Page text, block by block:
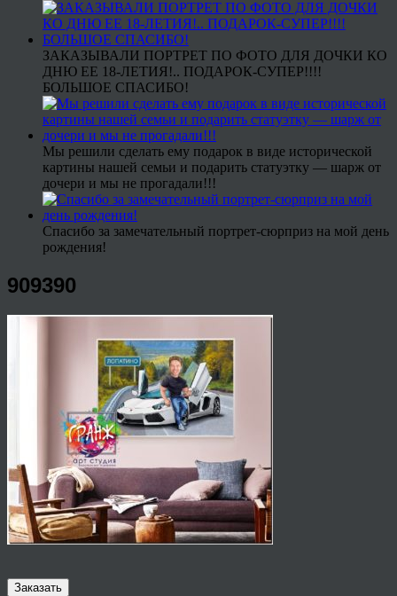
ЗАКАЗЫВАЛИ ПОРТРЕТ ПО ФОТО ДЛЯ ДОЧКИ КО
ДНЮ ЕЕ 18-ЛЕТИЯ!.. ПОДАРОК-СУПЕР!!!!
БОЛЬШОЕ СПАСИБО!
Мы решили сделать ему подарок в виде исторической
картины нашей семьи и подарить статуэтку — шарж от
дочери и мы не прогадали!!!
Спасибо за замечательный портрет-сюрприз на мой день
рождения!
909390
Заказать